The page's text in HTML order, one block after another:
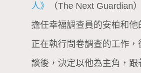
人》
（The Next Guardian
擔任幸福調查員的安柏和他
正在執行問卷調查的工作，
談後，決定以他為主角，跟